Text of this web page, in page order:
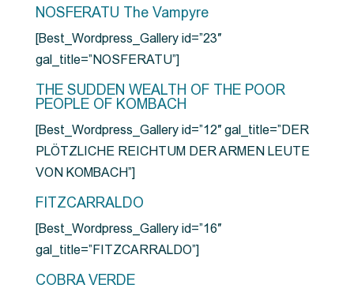
NOSFERATU The Vampyre
[Best_Wordpress_Gallery id=”23″
gal_title=”NOSFERATU”]
THE SUDDEN WEALTH OF THE POOR
PEOPLE OF KOMBACH
[Best_Wordpress_Gallery id=”12″ gal_title=”DER
PLÖTZLICHE REICHTUM DER ARMEN LEUTE
VON KOMBACH”]
FITZCARRALDO
[Best_Wordpress_Gallery id=”16″
gal_title=”FITZCARRALDO”]
COBRA VERDE